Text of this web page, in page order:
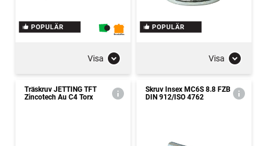
POPULÄR
Visa
POPULÄR
Visa
Träskruv JETTING TFT
Zincotech Au C4 Torx
Skruv Insex MC6S 8.8 FZB
DIN 912/ISO 4762